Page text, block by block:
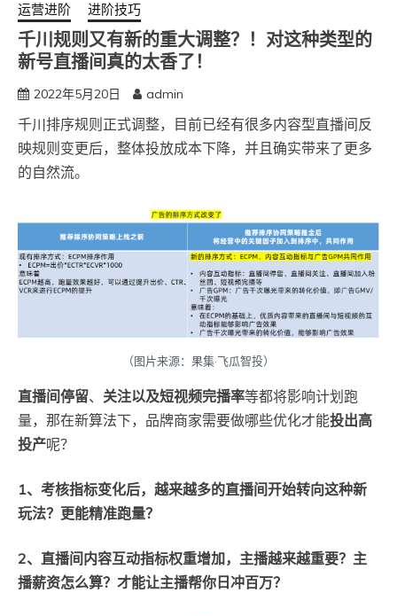
运营进阶 进阶技巧
千川规则又有新的重大调整？！对这种类型的
新号直播间真的太香了！
2022年5月20日 admin
千川排序规则正式调整，目前已经有很多内容型直播间反
映规则变更后，整体投放成本下降，并且确实带来了更多
的自然流。
（图片来源：果集·飞瓜智投）
直播间停留、 关注以及短视频完播率等都将影响计划跑
量，那在新算法下，品牌商家需要做哪些优化才能投出高
投产呢？
1、考核指标变化后，越来越多的直播间开始转向这种新
玩法？更能精准跑量？
2、直播间内容互动指标权重增加，主播越来越重要？主
播薪资怎么算？才能让主播帮你日冲百万？